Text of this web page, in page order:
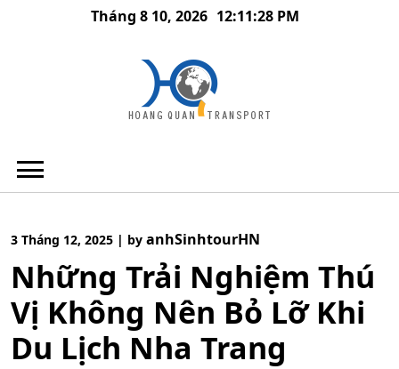
Tháng 8 10, 2026 12:11:29 PM
3 Tháng 12, 2025 | by anhSinhtourHN
Những Trải Nghiệm Thú
Vị Không Nên Bỏ Lỡ Khi
Du Lịch Nha Trang